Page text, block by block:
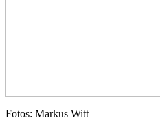
Fotos: Markus Witt